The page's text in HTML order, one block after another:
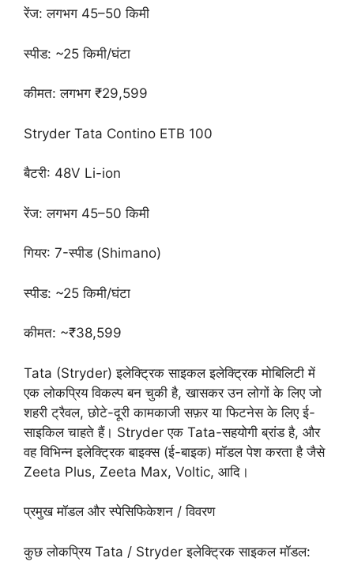
रेंज: लगभग 45–50 किमी
स्पीड: ~25 किमी/घंटा
कीमत: लगभग ₹29,599
Stryder Tata Contino ETB 100
बैटरी: 48V Li-ion
रेंज: लगभग 45–50 किमी
गियर: 7-स्पीड (Shimano)
स्पीड: ~25 किमी/घंटा
कीमत: ~₹38,599
Tata (Stryder) इलेक्ट्रिक साइकल इलेक्ट्रिक मोबिलिटी में
एक लोकप्रिय विकल्प बन चुकी है, खासकर उन लोगों के लिए जो
शहरी ट्रैवल, छोटे-दूरी कामकाजी सफ़र या फिटनेस के लिए ई-
साइकिल चाहते हैं। Stryder एक Tata-सहयोगी ब्रांड है, और
वह विभिन्न इलेक्ट्रिक बाइक्स (ई-बाइक) मॉडल पेश करता है जैसे
Zeeta Plus, Zeeta Max, Voltic, आदि।
प्रमुख मॉडल और स्पेसिफिकेशन / विवरण
कुछ लोकप्रिय Tata / Stryder इलेक्ट्रिक साइकल मॉडल: